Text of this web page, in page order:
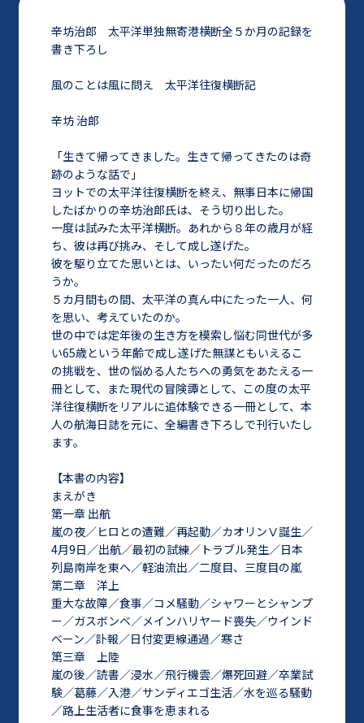
辛坊治郎 太平洋単独無寄港横断全５か月の記録を
書き下ろし
風のことは風に問え 太平洋往復横断記
辛坊 治郎
「生きて帰ってきました。生きて帰ってきたのは奇
跡のような話で」
ヨットでの太平洋往復横断を終え、無事日本に帰国
したばかりの辛坊治郎氏は、そう切り出した。
一度は試みた太平洋横断。あれから８年の歳月が経
ち、彼は再び挑み、そして成し遂げた。
彼を駆り立てた思いとは、いったい何だったのだろ
うか。
５カ月間もの間、太平洋の真ん中にたった一人、何
を思い、考えていたのか。
世の中では定年後の生き方を模索し悩む同世代が多
い65歳という年齢で成し遂げた無謀ともいえるこ
の挑戦を、世の悩める人たちへの勇気をあたえる一
冊として、また現代の冒険譚として、この度の太平
洋往復横断をリアルに追体験できる一冊として、本
人の航海日誌を元に、全編書き下ろしで刊行いたし
ます。
【本書の内容】
まえがき
第一章 出航
嵐の夜／ヒロとの遭難／再起動／カオリンⅤ誕生／
4月9日／出航／最初の試練／トラブル発生／日本
列島南岸を東へ／軽油流出／二度目、三度目の嵐
第二章 洋上
重大な故障／食事／コメ騒動／シャワーとシャンプ
ー／ガスボンベ／メインハリヤード喪失／ウインド
ベーン／訃報／日付変更線通過／寒さ
第三章 上陸
嵐の後／読書／浸水／飛行機雲／爆死回避／卒業試
験／葛藤／入港／サンディエゴ生活／水を巡る騒動
／路上生活者に食事を恵まれる